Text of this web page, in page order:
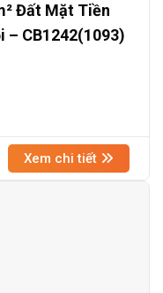
Đất Mặt Tiền
– CB1242(1093)
Xem chi tiết